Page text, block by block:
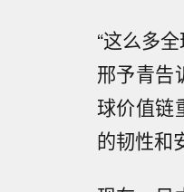
“这么多
邢予青告
球价值链
的韧性和